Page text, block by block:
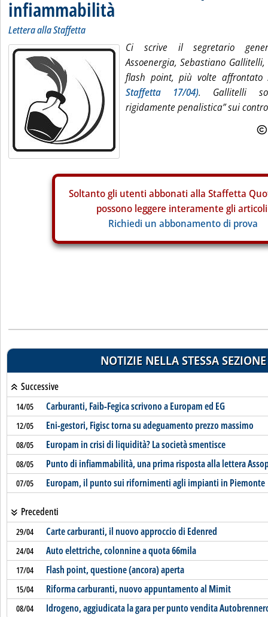
infiammabilità
Lettera alla Staffetta
Ci scrive il segretario
Assoenergia, Sebastiano
flash point, più volte
Staffetta 17/04). Gallitelli
rigidamente penalistica” sui
Soltanto gli utenti abbonati alla Staffetta
possono leggere interamente gli
Richiedi un abbonamento di prova
NOTIZIE NELLA STESSA SEZIONE
Successive
14/05 Carburanti, Faib-Fegica scrivono a Europam ed EG
12/05 Eni-gestori, Figisc torna su adeguamento prezzo massimo
08/05 Europam in crisi di liquidità? La società smentisce
08/05 Punto di infiammabilità, una prima risposta alla lettera
07/05 Europam, il punto sui rifornimenti agli impianti in Piemonte
Precedenti
29/04 Carte carburanti, il nuovo approccio di Edenred
24/04 Auto elettriche, colonnine a quota 66mila
17/04 Flash point, questione (ancora) aperta
15/04 Riforma carburanti, nuovo appuntamento al Mimit
08/04 Idrogeno, aggiudicata la gara per punto vendita